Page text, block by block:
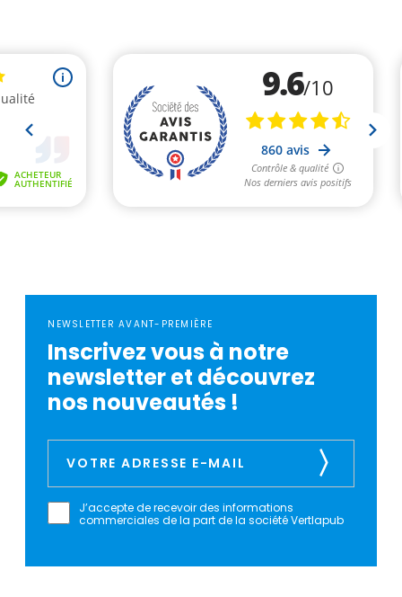
NEWSLETTER AVANT-PREMIÈRE
Inscrivez vous à notre
newsletter et découvrez
nos nouveautés !
J’accepte de recevoir des informations
commerciales de la part de la société Vertlapub